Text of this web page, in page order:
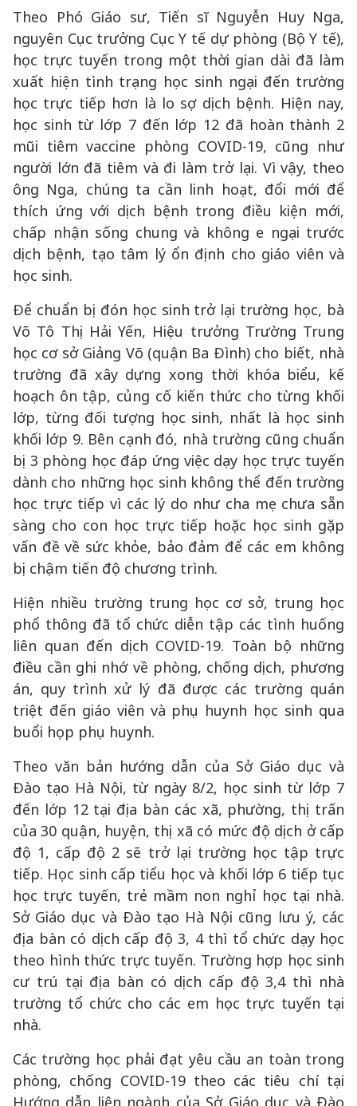
Theo Phó Giáo sư, Tiến sĩ Nguyễn Huy Nga,
nguyên Cục trưởng Cục Y tế dự phòng (Bộ Y tế),
học trực tuyến trong một thời gian dài đã làm
xuất hiện tình trạng học sinh ngại đến trường
học trực tiếp hơn là lo sợ dịch bệnh. Hiện nay,
học sinh từ lớp 7 đến lớp 12 đã hoàn thành 2
mũi tiêm vaccine phòng COVID-19, cũng như
người lớn đã tiêm và đi làm trở lại. Vì vậy, theo
ông Nga, chúng ta cần linh hoạt, đổi mới để
thích ứng với dịch bệnh trong điều kiện mới,
chấp nhận sống chung và không e ngại trước
dịch bệnh, tạo tâm lý ổn định cho giáo viên và
học sinh.
Để chuẩn bị đón học sinh trở lại trường học, bà
Võ Tô Thị Hải Yến, Hiệu trưởng Trường Trung
học cơ sở Giảng Võ (quận Ba Đình) cho biết, nhà
trường đã xây dựng xong thời khóa biểu, kế
hoạch ôn tập, củng cố kiến thức cho từng khối
lớp, từng đối tượng học sinh, nhất là học sinh
khối lớp 9. Bên cạnh đó, nhà trường cũng chuẩn
bị 3 phòng học đáp ứng việc dạy học trực tuyến
dành cho những học sinh không thể đến trường
học trực tiếp vì các lý do như cha mẹ chưa sẵn
sàng cho con học trực tiếp hoặc học sinh gặp
vấn đề về sức khỏe, bảo đảm để các em không
bị chậm tiến độ chương trình.
Hiện nhiều trường trung học cơ sở, trung học
phổ thông đã tổ chức diễn tập các tình huống
liên quan đến dịch COVID-19. Toàn bộ những
điều cần ghi nhớ về phòng, chống dịch, phương
án, quy trình xử lý đã được các trường quán
triệt đến giáo viên và phụ huynh học sinh qua
buổi họp phụ huynh.
Theo văn bản hướng dẫn của Sở Giáo dục và
Đào tạo Hà Nội, từ ngày 8/2, học sinh từ lớp 7
đến lớp 12 tại địa bàn các xã, phường, thị trấn
của 30 quận, huyện, thị xã có mức độ dịch ở cấp
độ 1, cấp độ 2 sẽ trở lại trường học tập trực
tiếp. Học sinh cấp tiểu học và khối lớp 6 tiếp tục
học trực tuyến, trẻ mầm non nghỉ học tại nhà.
Sở Giáo dục và Đào tạo Hà Nội cũng lưu ý, các
địa bàn có dịch cấp độ 3, 4 thì tổ chức dạy học
theo hình thức trực tuyến. Trường hợp học sinh
cư trú tại địa bàn có dịch cấp độ 3,4 thì nhà
trường tổ chức cho các em học trực tuyến tại
nhà.
Các trường học phải đạt yêu cầu an toàn trong
phòng, chống COVID-19 theo các tiêu chí tại
Hướng dẫn liên ngành của Sở Giáo dục và Đào